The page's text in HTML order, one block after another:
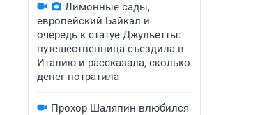
Лимонные сады,
европейский Байкал и
очередь к статуе Джульетты:
путешественница съездила в
Италию и рассказала, сколько
денег потратила
Прохор Шаляпин влюбился